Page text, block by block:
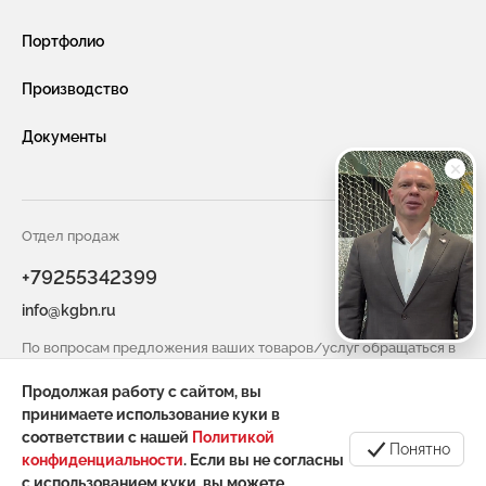
Отдел продаж
+79255342399
info@kgbn.ru
По вопросам предложения ваших товаров/услуг обращаться в
spicin@kgbn.ru
Габионы насыпного типа ГНТ
Защитная сетка и конструкции от БПЛА
Габионы из сварной сетки (сварные габионы)
Сетка двойного кручения для габионов
Сетка сварная оцинкованная в картах
Геоматы РЕКОН-М
Новости компании
Видео
Услуги
Контакты
Информация для покупателя
Портфолио
Производство
Документы
Продолжая работу с сайтом, вы
принимаете использование куки в
соответствии с нашей Политикой
конфиденциальности. Если вы не согласны
Понятно